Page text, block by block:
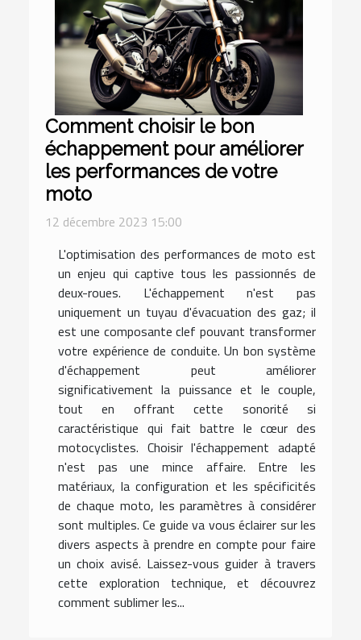
Comment choisir le bon
échappement pour améliorer
les performances de votre
moto
12 décembre 2023 15:00
L'optimisation des performances de moto est
un enjeu qui captive tous les passionnés de
deux-roues. L'échappement n'est pas
uniquement un tuyau d'évacuation des gaz; il
est une composante clef pouvant transformer
votre expérience de conduite. Un bon système
d'échappement peut améliorer
significativement la puissance et le couple,
tout en offrant cette sonorité si
caractéristique qui fait battre le cœur des
motocyclistes. Choisir l'échappement adapté
n'est pas une mince affaire. Entre les
matériaux, la configuration et les spécificités
de chaque moto, les paramètres à considérer
sont multiples. Ce guide va vous éclairer sur les
divers aspects à prendre en compte pour faire
un choix avisé. Laissez-vous guider à travers
cette exploration technique, et découvrez
comment sublimer les...